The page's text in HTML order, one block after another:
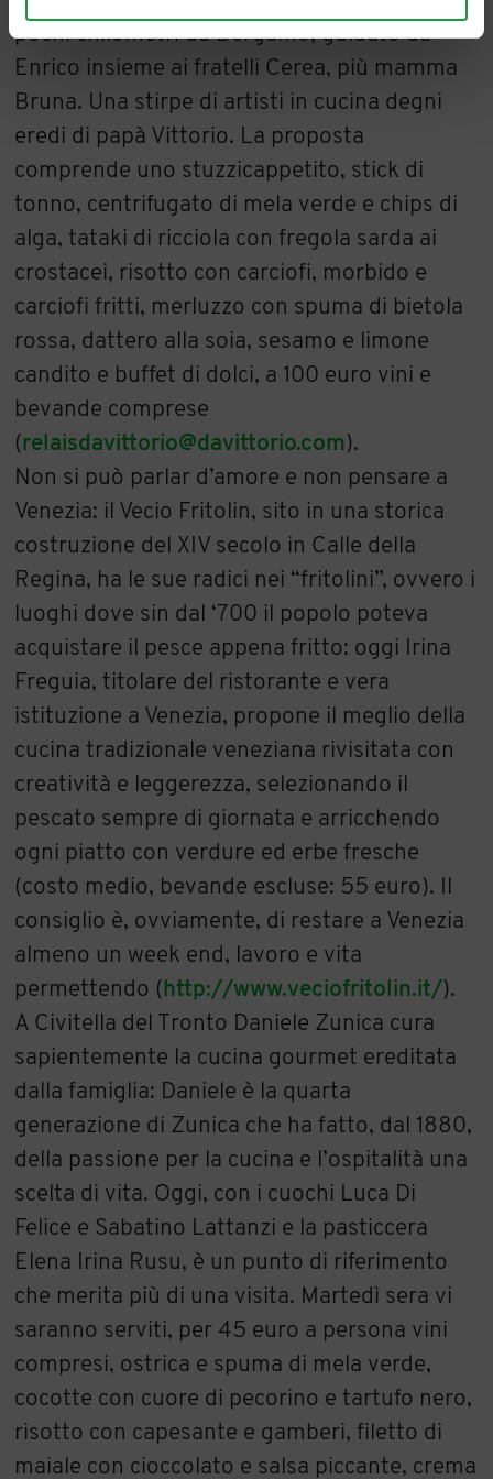
pochi chilometri da Bergamo, guidato da
Enrico insieme ai fratelli Cerea, più mamma
Bruna. Una stirpe di artisti in cucina degni
eredi di papà Vittorio. La proposta
comprende uno stuzzicappetito, stick di
tonno, centrifugato di mela verde e chips di
alga, tataki di ricciola con fregola sarda ai
crostacei, risotto con carciofi, morbido e
carciofi fritti, merluzzo con spuma di bietola
rossa, dattero alla soia, sesamo e limone
candito e buffet di dolci, a 100 euro vini e
bevande comprese
(relaisdavittorio@davittorio.com).
Non si può parlar d’amore e non pensare a
Venezia: il Vecio Fritolin, sito in una storica
costruzione del XIV secolo in Calle della
Regina, ha le sue radici nei “fritolini”, ovvero i
luoghi dove sin dal ‘700 il popolo poteva
acquistare il pesce appena fritto: oggi Irina
Freguia, titolare del ristorante e vera
istituzione a Venezia, propone il meglio della
cucina tradizionale veneziana rivisitata con
creatività e leggerezza, selezionando il
pescato sempre di giornata e arricchendo
ogni piatto con verdure ed erbe fresche
(costo medio, bevande escluse: 55 euro). Il
consiglio è, ovviamente, di restare a Venezia
almeno un week end, lavoro e vita
permettendo ( http://www.veciofritolin.it/).
A Civitella del Tronto Daniele Zunica cura
sapientemente la cucina gourmet ereditata
dalla famiglia: Daniele è la quarta
generazione di Zunica che ha fatto, dal 1880,
della passione per la cucina e l’ospitalità una
scelta di vita. Oggi, con i cuochi Luca Di
Felice e Sabatino Lattanzi e la pasticcera
Elena Irina Rusu, è un punto di riferimento
che merita più di una visita. Martedì sera vi
saranno serviti, per 45 euro a persona vini
compresi, ostrica e spuma di mela verde,
cocotte con cuore di pecorino e tartufo nero,
risotto con capesante e gamberi, filetto di
maiale con cioccolato e salsa piccante, crema